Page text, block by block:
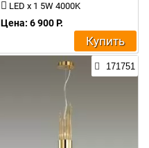
LED x 1 5W 4000K
Цена: 6 900 Р.
Купить
171751